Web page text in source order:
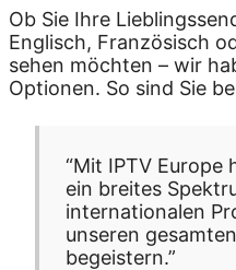
Ob Sie Ihre
Englisch, Französisch
sehen möchten – wir
Optionen. So sind Sie
“Mit IPTV Europe
ein breites
internationalen
unseren
begeistern.”